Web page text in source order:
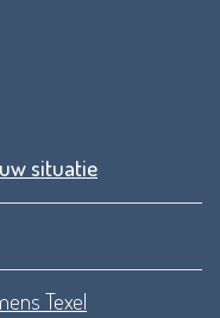
situatie
Texel